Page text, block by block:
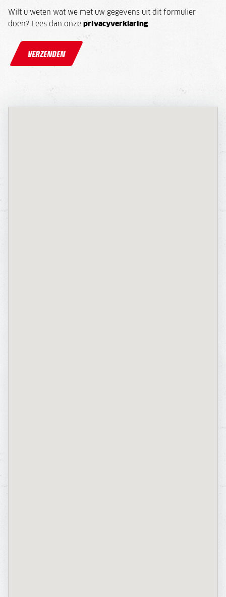
Wilt u weten wat we met uw gegevens uit dit formulier
doen? Lees dan onze privacyverklaring.
VERZENDEN